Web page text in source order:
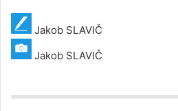
Jakob SLAVIČ
Jakob SLAVIČ